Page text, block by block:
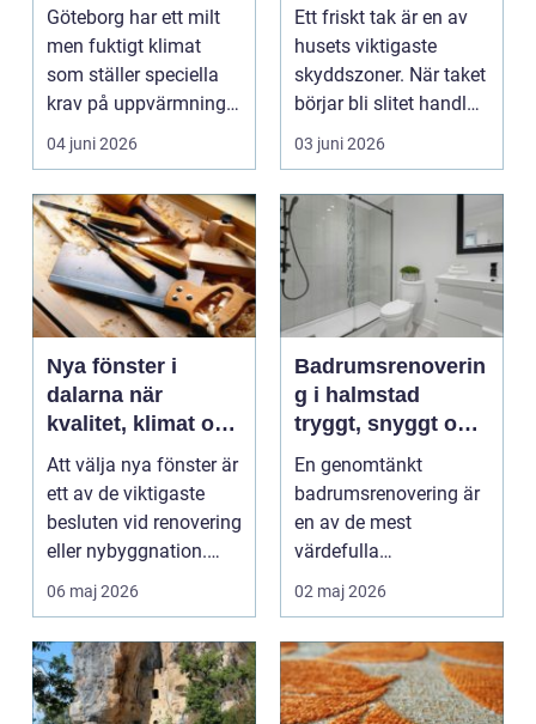
Göteborg har ett milt
men fuktigt klimat
som ställer speciella
krav på uppvärmning.
Vind, regn och s...
04 juni 2026
Ett friskt tak är en av
husets viktigaste
skyddszoner. När taket
börjar bli slitet handlar
frågan sä...
03 juni 2026
Nya fönster i
dalarna när
kvalitet, klimat och
känsla samspelar
Att välja nya fönster är
ett av de viktigaste
besluten vid renovering
eller nybyggnation.
Fönster på...
06 maj 2026
Badrumsrenoverin
g i halmstad
tryggt, snyggt och
hållbart
En genomtänkt
badrumsrenovering är
en av de mest
värdefulla
investeringarna i en
bostad. För många h...
02 maj 2026